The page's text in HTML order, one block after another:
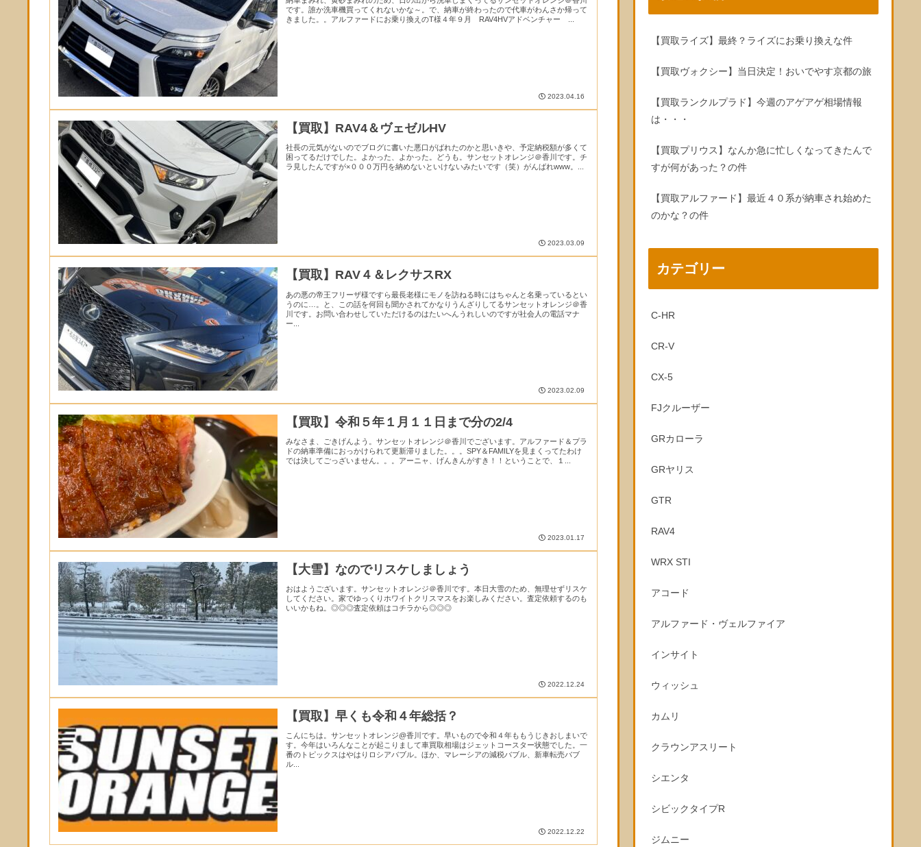
です。誰か洗車機買ってくれないかな～。で、納車が終わったので代車がわんさか帰って
きました。。アルファードにお乗り換えのT様４年９月 RAV4HVアドベンチャー ...
2023.04.16
【買取】RAV4＆ヴェゼルHV
社長の元気がないのでブログに書いた悪口がばれたのかと思いきや、予定納税額が多くて
困ってるだけでした。よかった、よかった。どうも。サンセットオレンジ＠香川です。チ
ラ見したんですが×０００万円を納めないといけないみたいです（笑）がんばれwww。...
2023.03.09
【買取】RAV４＆レクサスRX
あの悪の帝王フリーザ様ですら最長老様にモノを訪ねる時にはちゃんと名乗っているとい
うのに…。と、この話を何回も聞かされてかなりうんざりしてるサンセットオレンジ＠香
川です。お問い合わせしていただけるのはたいへんうれしいのですが社会人の電話マナ
ー...
2023.02.09
【買取】令和５年１月１１日まで分の2/4
みなさま、ごきげんよう。サンセットオレンジ＠香川でございます。アルファード＆プラ
ドの納車準備におっかけられて更新滞りました。。。SPY＆FAMILYを見まくってたわけ
では決してごっざいません。。。アーニャ、げんきんがすき！！ということで、１...
2023.01.17
【大雪】なのでリスケしましょう
おはようございます。サンセットオレンジ＠香川です。本日大雪のため、無理せずリスケ
してください。家でゆっくりホワイトクリスマスをお楽しみください。査定依頼するのも
いいかもね。◎◎◎査定依頼はコチラから◎◎◎
2022.12.24
【買取】早くも令和４年総括？
こんにちは。サンセットオレンジ@香川です。早いもので令和４年ももうじきおしまいで
す。今年はいろんなことが起こりまして車買取相場はジェットコースター状態でした。一
番のトピックスはやはりロシアバブル。ほか、マレーシアの減税バブル、新車転売バブ
ル...
2022.12.22
【買取ライズ】最終？ライズにお乗り換えな件
【買取ヴォクシー】当日決定！おいでやす京都の旅
【買取ランクルプラド】今週のアゲアゲ相場情報
は・・・
【買取プリウス】なんか急に忙しくなってきたんで
すが何があった？の件
【買取アルファード】最近４０系が納車され始めた
のかな？の件
カテゴリー
C-HR
CR-V
CX-5
FJクルーザー
GRカローラ
GRヤリス
GTR
RAV4
WRX STI
アコード
アルファード・ヴェルファイア
インサイト
ウィッシュ
カムリ
クラウンアスリート
シエンタ
シビックタイプR
ジムニー